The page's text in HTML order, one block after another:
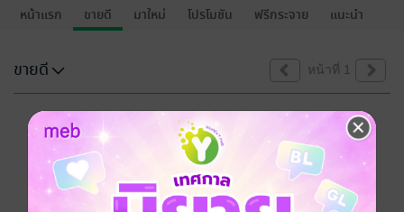
หน้าแรก ขายดี มาใหม่ โปรโมชัน ฟรีกระจาย แนะนำ
ขายดี หน้าที่ 1
ขออภัยด้วยนะคะ
ไม่พบข้อมูลในหัวข้อที่คุณกำลังชมค่ะ